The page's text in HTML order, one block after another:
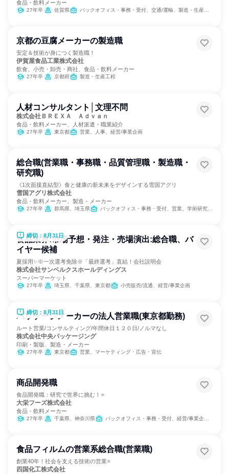
食品・飲料メーカー
27年卒 佐賀県 バックオフィス・事務・受付、交通/運輸、製造・生産工程、農林水産鉱業職種
京都の豆腐メーカーの製造職
安定＆技術が身につく製造職！
伊賀屋食品工業株式会社
飲食、小売・卸売・商社、食品・飲料メーカー
27年卒 京都府 製造・生産工程
人材コンサルタント│文理不問
株式会社ＢＲＥＸＡ Ａｄｖａｎ
食品・飲料メーカー、人材派遣・職業紹介
27年卒 東京都 営業、人事、経営/事業企画
総合職(営業職・事務職・品質管理職・製造職・
研究職)
《1次面接直結型》食と健康の新未来をデザインする雪国アグリ
雪国アグリ株式会社
食品・飲料メーカー、製造・メーカー
27年卒 群馬県、埼玉県 バックオフィス・事務・受付、営業、学術研究、製造・生産工程
締切：8月31日
食品業界:市場予想・発注・売場演出:総合職、バ
イヤー候補
夏採用✨️※一次選考免除※「最終選考」直結！会社説明会
株式会社サンベルクスホールディングス
スーパーマーケット
27年卒 埼玉県、千葉県、東京都 小売販売/流通、経営/事業企画
締切：8月31日
パッケージメーカーの法人営業職(東京都勤務)
ルート営業/コンサルティング/年間休日１２０日/ノルマなし
株式会社中央パッケージング
印刷・製版、製造・メーカー
27年卒 東京都 営業、マーケティング・広告・宣伝
商品開発職
食品開発職：研究で世界に挑む！⭐
大栄フーズ株式会社
食品・飲料メーカー
27年卒 千葉県、神奈川県 バックオフィス・事務・受付、経営/事業企画、営業、製造・生産工程、SCM/生産管理/購買/物流、商品企画
食品フィルムの営業系総合職(営業職)
創業40年！社会を支える技術の営業⭐
四国化工株式会社